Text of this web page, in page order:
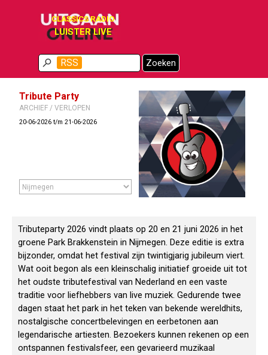
CLASSICS RADIO
LUISTER LIVE
Zoeken
RSS
Menu overslaan
Tribute Party
ARCHIEF / VERLOPEN
20-06-2026 t/m 21-06-2026
Tributeparty 2026 vindt plaats op 20 en 21 juni 2026 in het
groene Park Brakkenstein in Nijmegen. Deze editie is extra
bijzonder, omdat het festival zijn twintigjarig jubileum viert.
Wat ooit begon als een kleinschalig initiatief groeide uit tot
het oudste tributefestival van Nederland en een vaste
traditie voor liefhebbers van live muziek. Gedurende twee
dagen staat het park in het teken van bekende wereldhits,
nostalgische concertbelevingen en eerbetonen aan
legendarische artiesten. Bezoekers kunnen rekenen op een
ontspannen festivalsfeer, een gevarieerd muzikaal